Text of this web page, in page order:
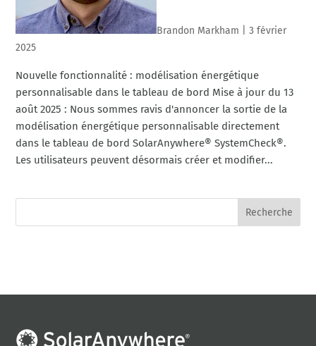
Brandon Markham |3 février
2025
Nouvelle fonctionnalité : modélisation énergétique
personnalisable dans le tableau de bord Mise à jour du 13
août 2025 : Nous sommes ravis d'annoncer la sortie de la
modélisation énergétique personnalisable directement
dans le tableau de bord SolarAnywhere® SystemCheck®.
Les utilisateurs peuvent désormais créer et modifier...